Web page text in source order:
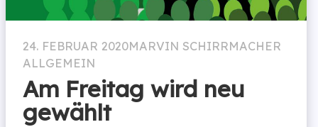
24. FEBRUAR 2020MARVIN SCHIRRMACHER
ALLGEMEIN
Am Freitag wird neu
gewählt